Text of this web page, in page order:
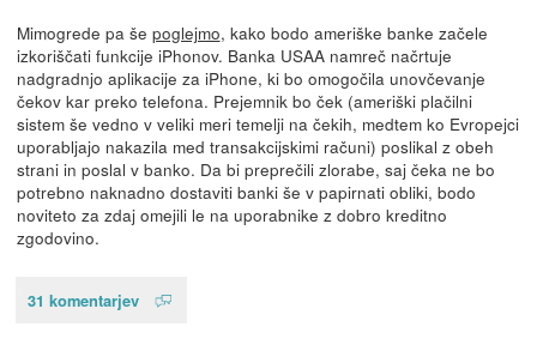
Mimogrede pa še poglejmo, kako bodo ameriške banke začele
izkoriščati funkcije iPhonov. Banka USAA namreč načrtuje
nadgradnjo aplikacije za iPhone, ki bo omogočila unovčevanje
čekov kar preko telefona. Prejemnik bo ček (ameriški plačilni
sistem še vedno v veliki meri temelji na čekih, medtem ko Evropejci
uporabljajo nakazila med transakcijskimi računi) poslikal z obeh
strani in poslal v banko. Da bi preprečili zlorabe, saj čeka ne bo
potrebno naknadno dostaviti banki še v papirnati obliki, bodo
noviteto za zdaj omejili le na uporabnike z dobro kreditno
zgodovino.
31 komentarjev